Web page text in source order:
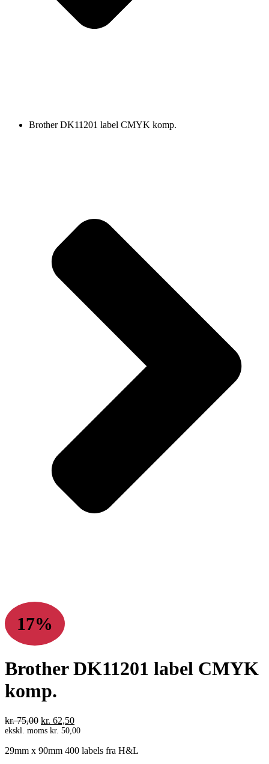
Brother DK11201 label CMYK komp.
17%
Brother DK11201 label CMYK
komp.
kr.75,00 Den
oprindelige
var:
kr. 62,50Den
aktuelle
er:
ekskl. moms kr. 50,00
29mm x 90mm 400 labels fra H&L